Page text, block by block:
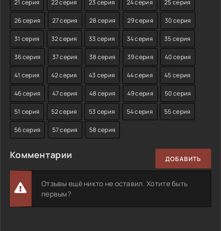
21 серия 22 серия 23 серия 24 серия 25 серия
26 серия 27 серия 28 серия 29 серия 30 серия
31 серия 32 серия 33 серия 34 серия 35 серия
36 серия 37 серия 38 серия 39 серия 40 серия
41 серия 42 серия 43 серия 44 серия 45 серия
46 серия 47 серия 48 серия 49 серия 50 серия
51 серия 52 серия 53 серия 54 серия 55 серия
56 серия 57 серия 58 серия
Комментарии ДОБАВИТЬ
Отзывы ещё никто не оставил. Хотите быть
первым?